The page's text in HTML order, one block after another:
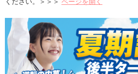
ください。＞＞＞ ページを開く